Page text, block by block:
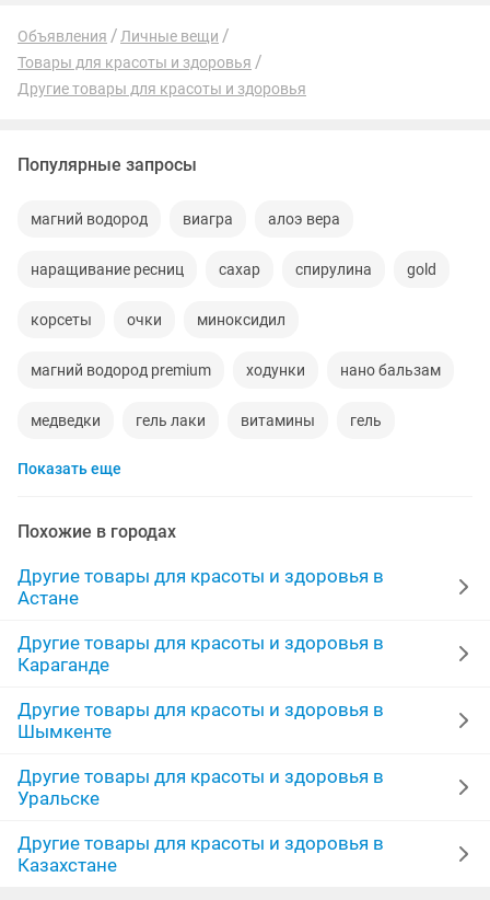
Объявления
Личные вещи
Товары для красоты и здоровья
Другие товары для красоты и здоровья
Популярные запросы
магний водород виагра алоэ вера
наращивание ресниц сахар спирулина gold
корсеты очки миноксидил
магний водород premium ходунки нано бальзам
медведки гель лаки витамины гель
наращивание волос
кальций капсула косметика витамины iherb
прополис
наращивание ногтей здоровье
Показать еще
Похожие в городах
Другие товары для красоты и здоровья в
Астане
Другие товары для красоты и здоровья в
Караганде
Другие товары для красоты и здоровья в
Шымкенте
Другие товары для красоты и здоровья в
Уральске
Другие товары для красоты и здоровья в
Казахстане